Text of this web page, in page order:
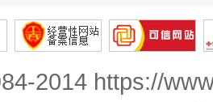
2014 https://